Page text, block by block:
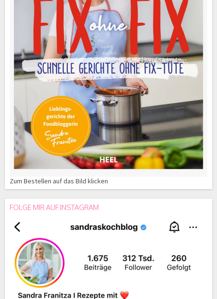
Zum Bestellen auf das Bild klicken
FOLGE MIR AUF INSTAGRAM